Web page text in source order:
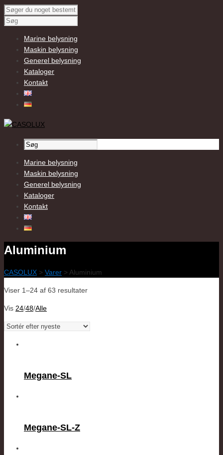
Marine belysning
Maskin belysning
Generel belysning
Kataloger
Kontakt
Marine belysning
Maskin belysning
Generel belysning
Kataloger
Kontakt
Aluminium
CASOLUX > Varer > Aluminium
Viser 1–24 af 63 resultater
Vis 24/48/Alle
Megane-SL
Megane-SL-Z